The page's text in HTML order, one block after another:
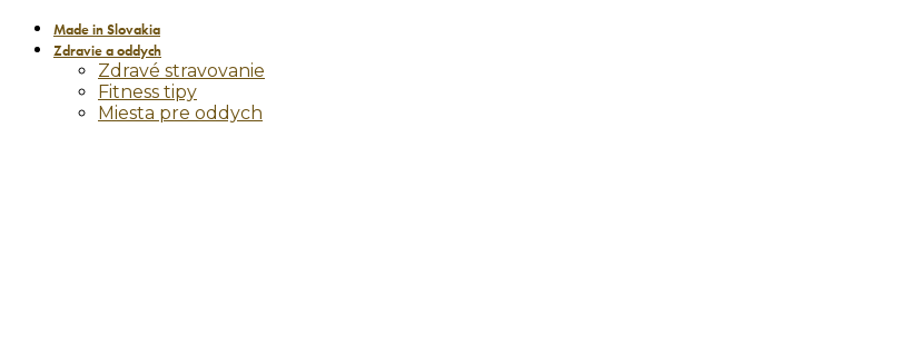
Made in Slovakia
Zdravie a oddych
Zdravé stravovanie
Fitness tipy
Miesta pre oddych